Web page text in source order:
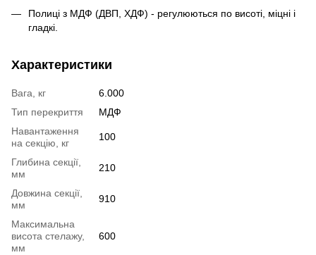
Полиці з МДФ (ДВП, ХДФ) - регулюються по висоті, міцні і
гладкі.
Характеристики
Вага, кг
6.000
Тип перекриття
МДФ
Навантаження
на секцію, кг
100
Глибина секції,
мм
210
Довжина секції,
мм
910
Максимальна
висота стелажу,
мм
600